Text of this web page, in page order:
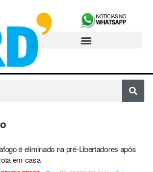
é eliminado na pré-Libertadores após
em casa